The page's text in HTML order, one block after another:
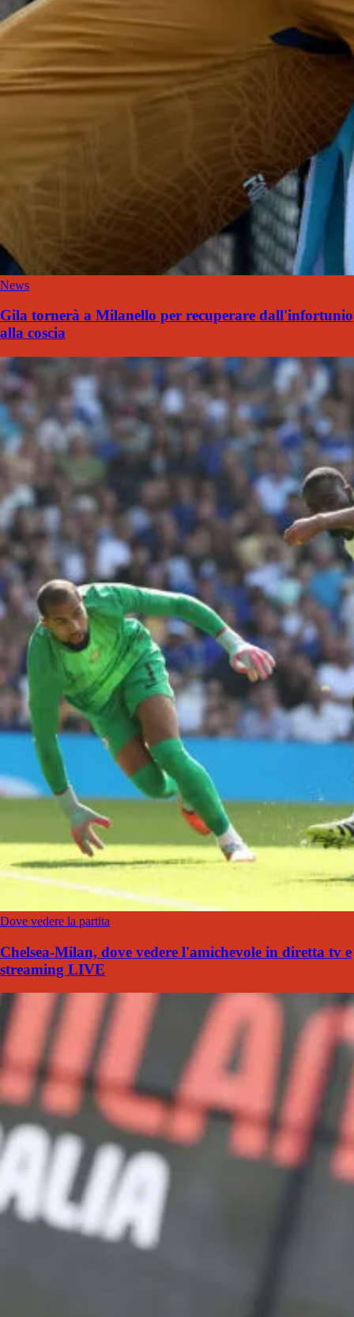
News
Gila tornerà a Milanello per recuperare dall'infortunio
alla coscia
Dove vedere la partita
Chelsea-Milan, dove vedere l'amichevole in diretta tv e
streaming LIVE